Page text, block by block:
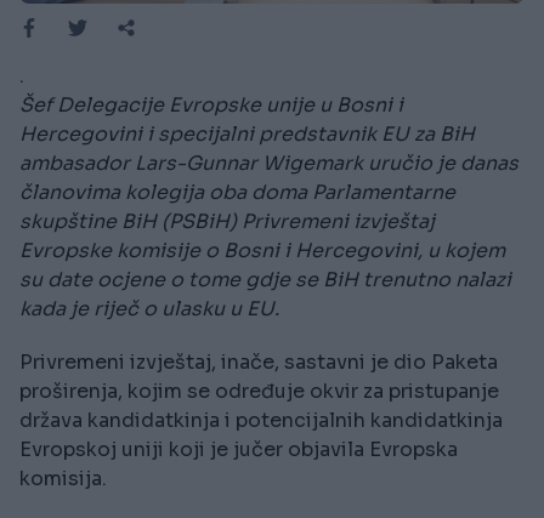
.
Šef Delegacije Evropske unije u Bosni i
Hercegovini i specijalni predstavnik EU za BiH
ambasador Lars-Gunnar Wigemark uručio je danas
članovima kolegija oba doma Parlamentarne
skupštine BiH (PSBiH) Privremeni izvještaj
Evropske komisije o Bosni i Hercegovini, u kojem
su date ocjene o tome gdje se BiH trenutno nalazi
kada je riječ o ulasku u EU.
Privremeni izvještaj, inače, sastavni je dio Paketa
proširenja, kojim se određuje okvir za pristupanje
država kandidatkinja i potencijalnih kandidatkinja
Evropskoj uniji koji je jučer objavila Evropska
komisija.